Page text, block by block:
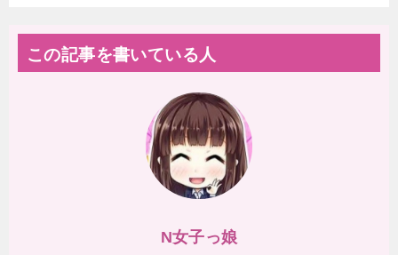
この記事を書いている人
N女子っ娘